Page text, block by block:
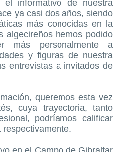
informativo de nuestra
ya casi dos años, siendo
más conocidas en la
algecireños hemos podido
más personalmente a
y figuras de nuestra
entrevistas a invitados de
queremos esta vez
cuya trayectoria, tanto
podríamos calificar
respectivamente.